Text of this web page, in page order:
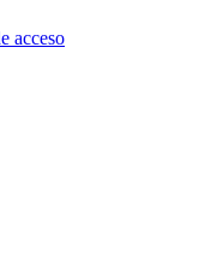
acceso